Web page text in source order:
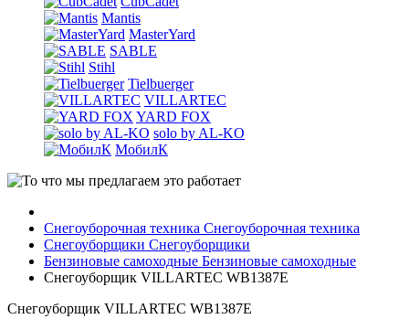
Mantis
MasterYard
SABLE
Stihl
Tielbuerger
VILLARTEC
YARD FOX
solo by AL-KO
МобилК
Снегоуборочная техника Снегоуборочная техника
Снегоуборщики Снегоуборщики
Бензиновые самоходные Бензиновые самоходные
Снегоуборщик VILLARTEC WB1387E
Снегоуборщик VILLARTEC WB1387E